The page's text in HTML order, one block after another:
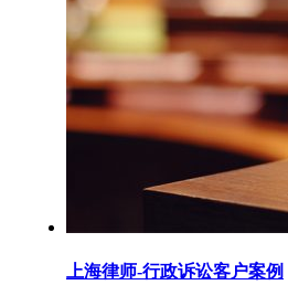
上海律师-行政诉讼客户案例